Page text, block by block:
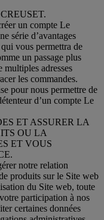
un compte Le
série d’avantages
vous permettra de
un passage plus
multiples adresses
les commandes.
pour nous permettre de
d’un compte Le
ET ASSURER LA
OU LA
ET VOUS
notre relation
produits sur le Site web
du Site web, toute
participation à nos
certaines données